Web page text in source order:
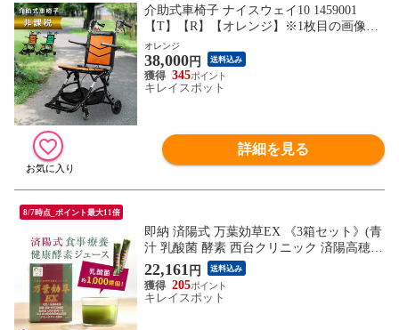
介助式車椅子 ナイスウェイ10 1459001
【T】【R】【オレンジ】※1枚目の画像は
代表イメージのため色・柄が異なる場合が
ございます。2枚目以降で色・柄をご確認
下さい。
オレンジ
38,000円 送料込み
345
キレイスポット
詳細を見る
8/7時点_ポイント最大11倍
即納 済陽式 万葉効草EX 《3箱セット》(青
汁 乳酸菌 酵素 西台クリニック 済陽高穂
院長先生共同開発 乳酸菌入り 人気の酵素
青汁 済陽 高穂 健康野菜 健康野菜ジュース
酵素ジュース)
22,161 円 送料込み
205
キレイスポット